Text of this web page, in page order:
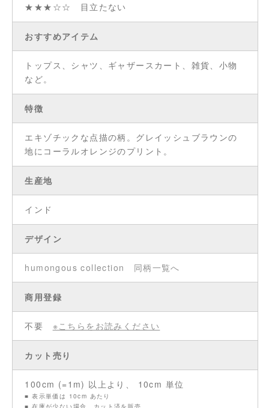
★★★☆☆ 目立たない
おすすめアイテム
トップス、シャツ、ギャザースカート、雑貨、小物
など。
特徴
エキゾチックな点描の柄。グレイッシュブラウンの
地にコーラルオレンジのプリント。
生産地
インド
デザイン
humongous collection 同柄一覧へ
商用登録
不要 ※こちらをお読みください
カット売り
100cm (=1m) 以上より、 10cm 単位
■ 表示単価は 10cm あたり
■ 在庫が少ない場合、カット済を販売